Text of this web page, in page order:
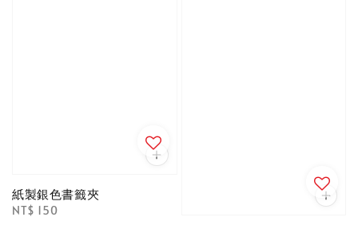
紙製銀色書籤夾
Regular
NT$ 150